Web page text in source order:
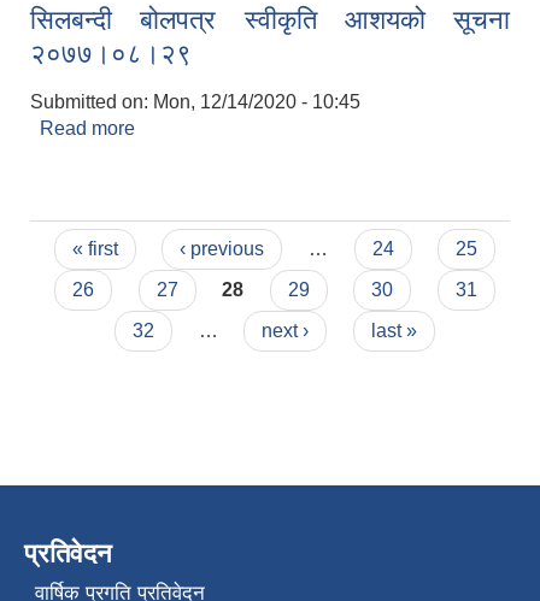
सिलबन्दी बोलपत्र स्वीकृति आशयको सूचना
२०७७।०८।२९
Submitted on: Mon, 12/14/2020 - 10:45
Read more
Pages
« first ‹ previous … 24
25
26
27 28 29 30
31
32
… next › last »
प्रतिवेदन
वार्षिक प्रगति प्रतिवेदन